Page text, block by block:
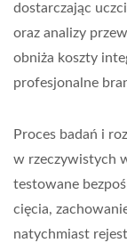
dostarczając
oraz analizy
obniża koszty
profesjonalne
Proces badań i
w rzeczywistych
testowane
cięcia,
natychmiast